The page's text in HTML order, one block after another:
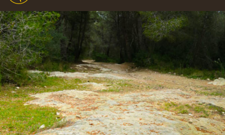
Main
navigation